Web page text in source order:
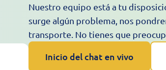
Nuestro equipo está a tu
surge algún problema, nos
transporte. No tienes que
Inicio del chat en vivo